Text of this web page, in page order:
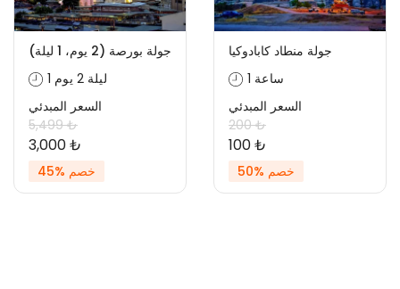
جولة بورصة (2 يوم، 1 ليلة)
1 ليلة 2 يوم
السعر المبدئي
5,499 ₺
3,000 ₺
خصم %45
جولة منطاد كابادوكيا
1 ساعة
السعر المبدئي
200 ₺
100 ₺
خصم %50